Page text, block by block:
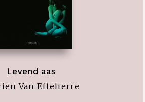
Levend aas
Van Effelterre